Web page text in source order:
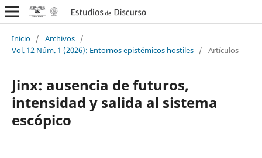
Inicio / Archivos /
Vol. 12 Núm. 1 (2026): Entornos epistémicos hostiles / Artículos
Jinx: ausencia de futuros,
intensidad y salida al sistema
escópico